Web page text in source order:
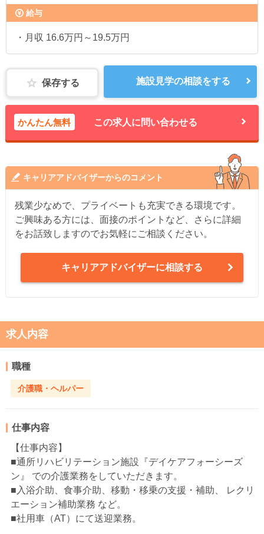
給与
・月収 16.6万円～19.5万円
保存する 施設見学の相談をする
かんたん無料 この求人に問い合わせる
キャリアアドバイザーからのコメント
残業少なめで、プライベートも充実できる環境です。
ご興味ある方には、面接のポイントなど、さらに詳細
をお話致しますのでお気軽にご相談ください。
キャリアアドバイザーに相談する
求人内容
職種
介護職・ヘルパー
仕事内容
【仕事内容】
■通所リハビリテーション施設『デイケアフォーシーズ
ン』 での介護業務をしていただきます。
■入浴介助、食事介助、移動・移乗の支援・補助、 レクリ
エーション補助業務 など。
■社用車（AT）にて送迎業務。